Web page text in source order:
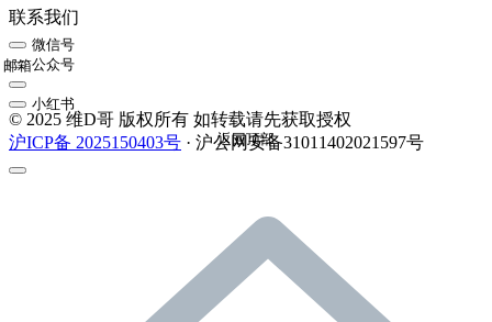
联系我们
微信号
公众号
邮箱
小红书
© 2025 维D哥 版权所有 如转载请先获取授权
沪ICP备 2025150403号 · 沪公网安备31011402021597号
返回顶部